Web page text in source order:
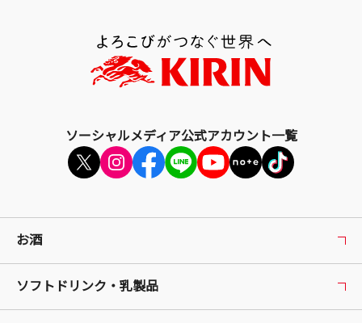
ソーシャルメディア公式アカウント一覧
お酒
ソフトドリンク・乳製品